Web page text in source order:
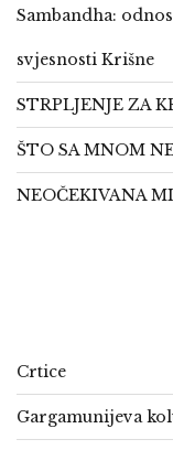
Sambandha:
svjesnosti Krišne
STRPLJENJE ZA
ŠTO SA MNOM
NEOČEKIVANA
Crtice
Gargamunijeva